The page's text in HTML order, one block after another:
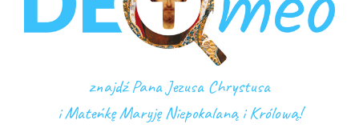
znajdź Pana Jezusa Chrystusa
i Mateńkę Maryję Niepokalaną i Królową!